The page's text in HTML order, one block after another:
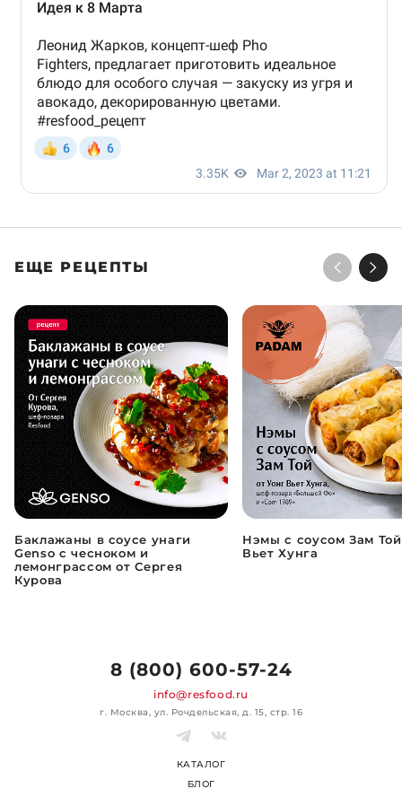
ЕЩЕ РЕЦЕПТЫ
Баклажаны в соусе унаги
Genso с чесноком и
лемонграссом от Сергея
Курова
Нэмы с соусом Зам Той
Вьет Хунга
КАТАЛОГ
БЛОГ
8 (800) 600-57-24
info@resfood.ru
г. Москва, ул. Рочдельская, д. 15, стр. 16